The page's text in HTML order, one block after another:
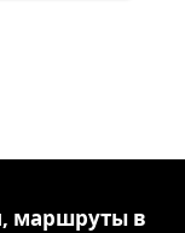
маршруты в